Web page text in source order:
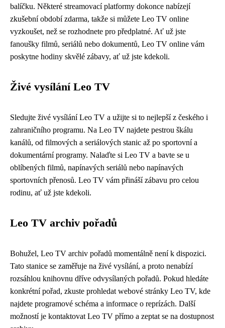
balíčku. Některé streamovací platformy dokonce nabízejí
zkušební období zdarma, takže si můžete Leo TV online
vyzkoušet, než se rozhodnete pro předplatné. Ať už jste
fanoušky filmů, seriálů nebo dokumentů, Leo TV online vám
poskytne hodiny skvělé zábavy, ať už jste kdekoli.
Živé vysílání Leo TV
Sledujte živé vysílání Leo TV a užijte si to nejlepší z českého i
zahraničního programu. Na Leo TV najdete pestrou škálu
kanálů, od filmových a seriálových stanic až po sportovní a
dokumentární programy. Nalaďte si Leo TV a bavte se u
oblíbených filmů, napínavých seriálů nebo napínavých
sportovních přenosů. Leo TV vám přináší zábavu pro celou
rodinu, ať už jste kdekoli.
Leo TV archiv pořadů
Bohužel, Leo TV archiv pořadů momentálně není k dispozici.
Tato stanice se zaměřuje na živé vysílání, a proto nenabízí
rozsáhlou knihovnu dříve odvysílaných pořadů. Pokud hledáte
konkrétní pořad, zkuste prohledat webové stránky Leo TV, kde
najdete programové schéma a informace o reprízách. Další
možností je kontaktovat Leo TV přímo a zeptat se na dostupnost